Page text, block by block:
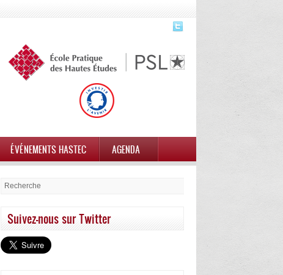
ÉVÉNEMENTS HASTEC AGENDA
Suivez-nous sur Twitter